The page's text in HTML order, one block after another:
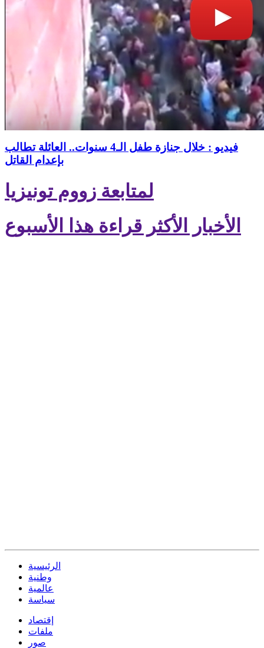
فيديو : خلال جنازة طفل الـ4 سنوات.. العائلة تطالب
بإعدام القاتل
لمتابعة زووم تونيزيا
الأخبار الأكثر قراءة هذا الأسبوع
الرئيسية
وطنية
عالمية
سياسة
إقتصاد
ملفات
صور